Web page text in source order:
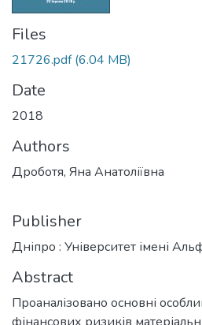
Files
21726.pdf(6.04 MB)
Date
2018
Authors
Дроботя, Яна Анатоліївна
Publisher
Дніпро : Університет імені
Abstract
Проаналізовано основні